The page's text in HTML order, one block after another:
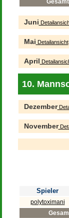
Gesamt
Juni
Mai Detailansicht
April
10.
Dezember
November
Spieler
polytoximani